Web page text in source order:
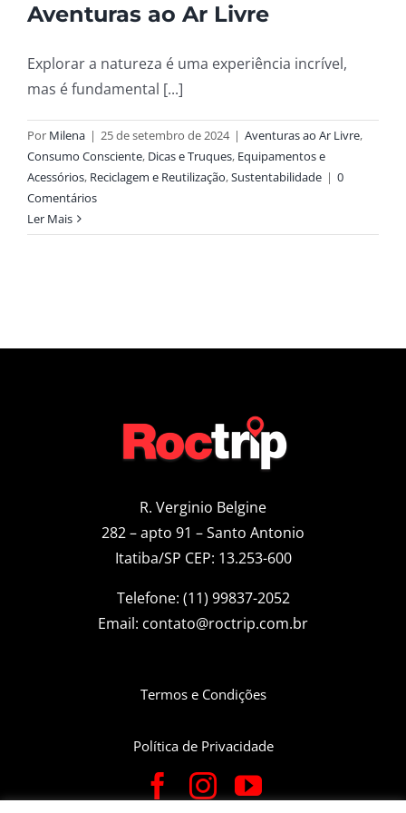
Aventuras ao Ar Livre
Explorar a natureza é uma experiência incrível,
mas é fundamental [...]
Por Milena | 25 de setembro de 2024 | Aventuras ao Ar Livre,
Consumo Consciente, Dicas e Truques, Equipamentos e
Acessórios, Reciclagem e Reutilização,Sustentabilidade | 0
Comentários
Ler Mais
R. Verginio Belgine
282 – apto 91 – Santo Antonio
Itatiba/SP CEP: 13.253-600
Telefone: (11) 99837-2052
Email: contato@roctrip.com.br
Termos e Condições
Política de Privacidade